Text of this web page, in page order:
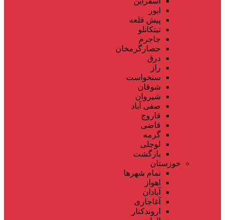
ایور
پیش قلعه
تیتکانلو
جاجرم
حصارگرمخان
درق
راز
سنخواست
شوقان
شیروان
صفی آباد
فاروج
قاضی
گرمه
لوجلی
بازگشت
خوزستان
تمام شهر‌ها
اهواز
آبادان
آغاجاری
اروندکنار